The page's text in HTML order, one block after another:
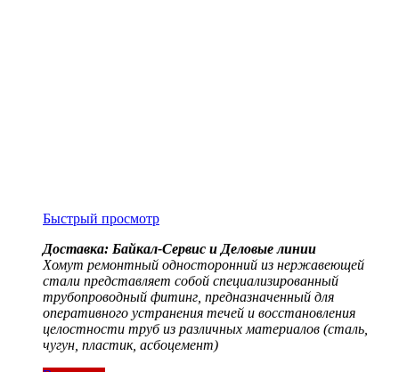
Быстрый просмотр
Доставка: Байкал-Сервис и Деловые линии
Хомут ремонтный односторонний из нержавеющей
стали представляет собой специализированный
трубопроводный фитинг, предназначенный для
оперативного устранения течей и восстановления
целостности труб из различных материалов (сталь,
чугун, пластик, асбоцемент)